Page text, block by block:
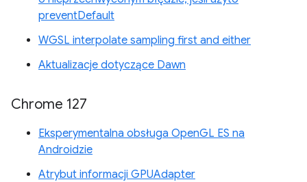
preventDefault
WGSL interpolate sampling first and either
Aktualizacje dotyczące Dawn
Chrome 127
Eksperymentalna obsługa OpenGL ES na
Androidzie
Atrybut informacji GPUAdapter